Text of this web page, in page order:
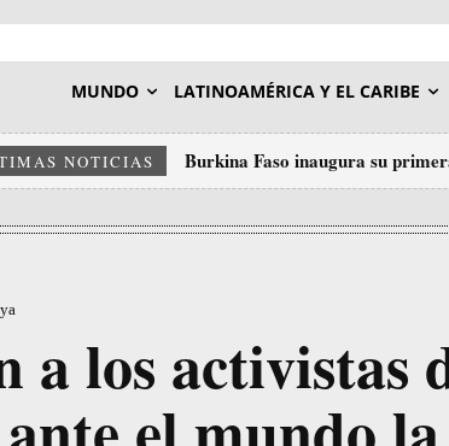
MUNDO LATINOAMÉRICA Y EL CARIBE
NOTICIAS Burkina Faso inaugura su
los activistas